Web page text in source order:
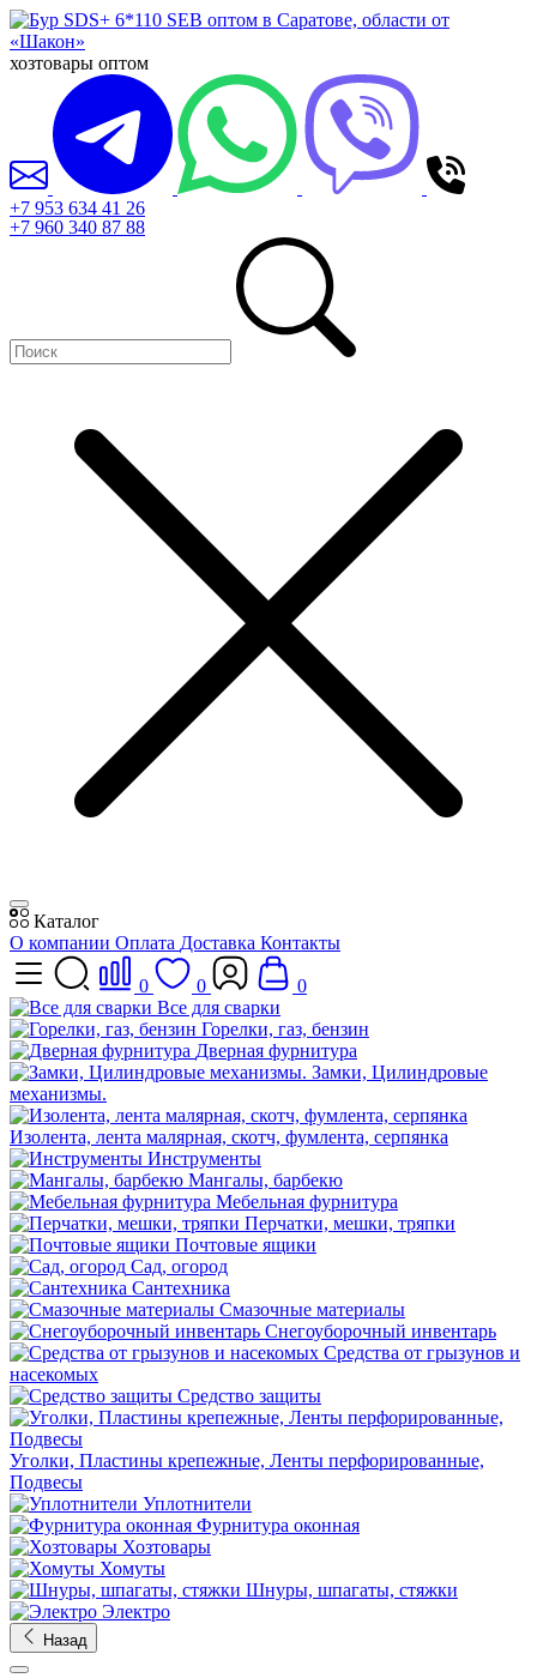
хозтовары оптом
+7 953 634 41 26
+7 960 340 87 88
Каталог
О компании Оплата Доставка Контакты
0 0
0
Все для сварки
Горелки, газ, бензин
Дверная фурнитура
Замки, Цилиндровые
механизмы.
Изолента, лента малярная, скотч, фумлента, серпянка
Инструменты
Мангалы, барбекю
Мебельная фурнитура
Перчатки, мешки, тряпки
Почтовые ящики
Сад, огород
Сантехника
Смазочные материалы
Снегоуборочный инвентарь
Средства от грызунов и
насекомых
Средство защиты
Уголки, Пластины крепежные, Ленты перфорированные,
Подвесы
Уплотнители
Фурнитура оконная
Хозтовары
Хомуты
Шнуры, шпагаты, стяжки
Электро
Назад